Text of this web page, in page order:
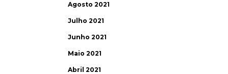
Agosto 2021
Julho 2021
Junho 2021
Maio 2021
Abril 2021